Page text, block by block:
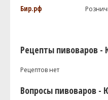
Бир.рф
Рецепты пивоваров -
Рецептов нет
Вопросы пивоваров -